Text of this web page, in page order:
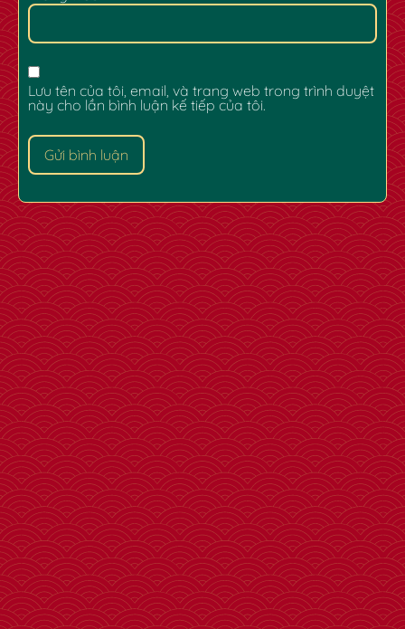
Lưu tên của tôi, email, và trang web trong trình duyệt
này cho lần bình luận kế tiếp của tôi.